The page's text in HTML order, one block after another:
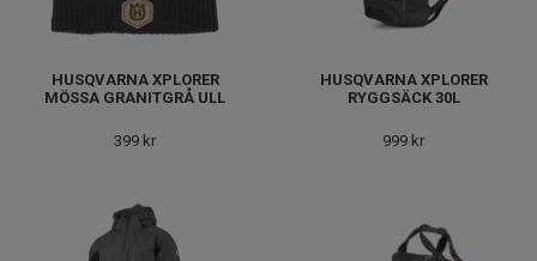
HUSQVARNA XPLORER
MÖSSA GRANITGRÅ ULL
399 kr
HUSQVARNA XPLORER
RYGGSÄCK 30L
999 kr